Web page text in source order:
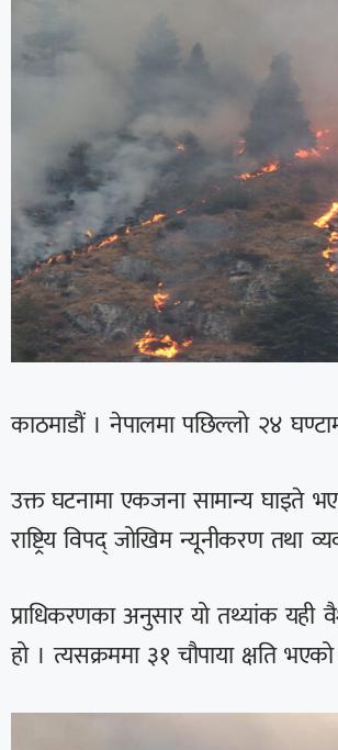
काठमाडौं । नेपालमा पछिल्लो २४
उक्त घटनामा एकजना सामान्य घाइते
राष्ट्रिय विपद् जोखिम न्यूनीकरण तथा
प्राधिकरणका अनुसार यो तथ्यांक
हो । त्यसक्रममा ३१ चौपाया क्षति